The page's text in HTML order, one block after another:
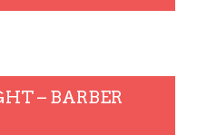
– BARBER